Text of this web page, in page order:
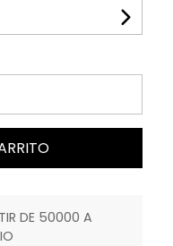
DE 50000 A